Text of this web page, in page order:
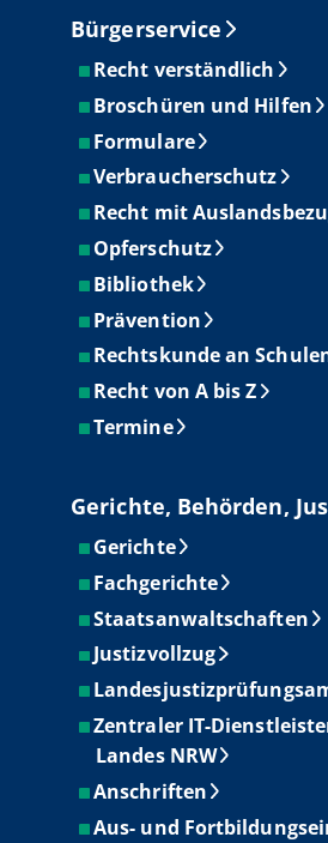
Bürgerservice
Recht verständlich
Broschüren und Hilfen
Formulare
Verbraucherschutz
Recht mit
Opferschutz
Bibliothek
Prävention
Rechtskunde an
Recht von A bis Z
Termine
Gerichte, Behörden,
Gerichte
Fachgerichte
Staatsanwaltschaften
Justizvollzug
Zentraler IT-
Landes NRW
Anschriften
Aus- und